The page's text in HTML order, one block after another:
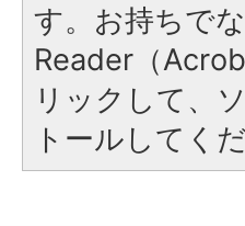
す。お持ちで
Reader（
リックして、
トールしてく